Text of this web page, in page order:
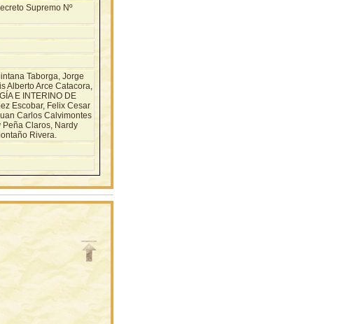
Supremo Nº
Taborga, Jorge
Alberto Arce Catacora,
E INTERINO DE
Escobar, Felix Cesar
Carlos Calvimontes
Peña Claros, Nardy
Rivera.